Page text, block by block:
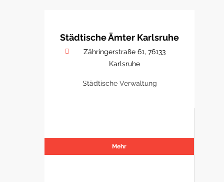
Städtische Ämter Karlsruhe
Zähringerstraße 61, 76133
Karlsruhe
Städtische Verwaltung
Mehr